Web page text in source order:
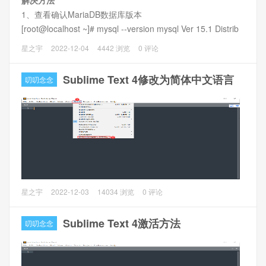
1、查看确认MariaDB数据库版本
[root@localhost ~]# mysql --version mysql Ver 15.1 Distrib
10.3.35-MariaDB, for Linux (x86_64) using readline 5.1
2、停止MariaDB服务
星之宇 2022-12-04 4442 浏览 0 评论
叨叨念念 Sublime Text 4修改为简体中文语言
本文以Sublime Text 4 Build 4143为例介绍修改显示语言为简
操作方法
1、菜单栏Tools下拉选择Install Package Control，等待
星之宇 2022-12-03 14034 浏览 0 评论
叨叨念念 Sublime Text 4激活方法